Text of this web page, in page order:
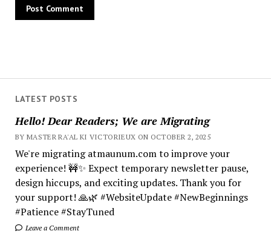
LATEST POSTS
Hello! Dear Readers; We are Migrating
BY MASTER RA'AL KI VICTORIEUX ON OCTOBER 2, 2025
We're migrating atmaunum.com to improve your
experience! 🚧✨ Expect temporary newsletter pause,
design hiccups, and exciting updates. Thank you for
your support! 🙏🌿 #WebsiteUpdate #NewBeginnings
#Patience #StayTuned
Leave a Comment